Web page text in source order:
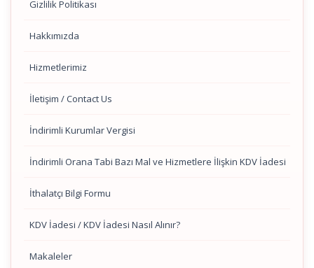
Gizlilik Politikası
Hakkımızda
Hizmetlerimiz
İletişim / Contact Us
İndirimli Kurumlar Vergisi
İndirimli Orana Tabi Bazı Mal ve Hizmetlere İlişkin KDV İadesi
İthalatçı Bilgi Formu
KDV İadesi / KDV İadesi Nasıl Alınır?
Makaleler